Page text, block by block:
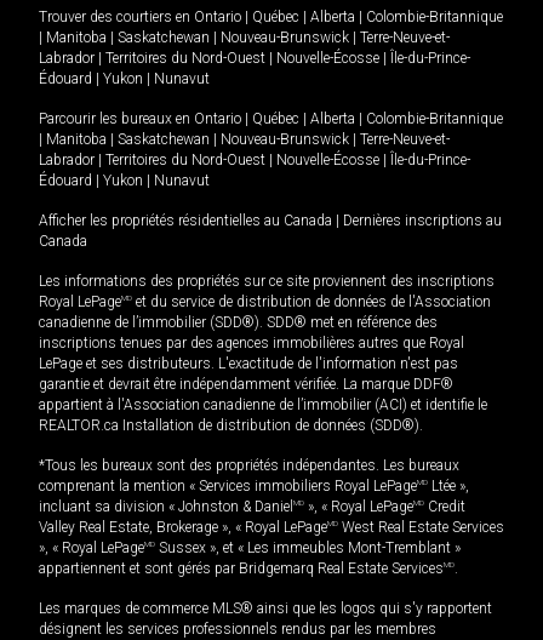
Trouver des courtiers en Ontario Québec Alberta
Colombie-Britannique
Manitoba Saskatchewan Nouveau-Brunswick
Terre-Neuve-et-
Labrador
Territoires du Nord-Ouest Nouvelle-Écosse
Île-du-Prince-
Édouard
Yukon Nunavut
Parcourir les bureaux en Ontario Québec Alberta
Colombie-Britannique
Manitoba Saskatchewan Nouveau-Brunswick
Terre-Neuve-et-
Labrador
Territoires du Nord-Ouest Nouvelle-Écosse
Île-du-Prince-
Édouard
Yukon Nunavut
Afficher les propriétés résidentielles au Canada
Dernières inscriptions au
Canada
Les informations des propriétés sur ce site proviennent des inscriptions
Royal LePageMD et du service de distribution de données de l'Association
canadienne de l’immobilier (SDD®). SDD® met en référence des
inscriptions tenues par des agences immobilières autres que Royal
LePage et ses distributeurs. L'exactitude de l'information n'est pas
garantie et devrait être indépendamment vérifiée. La marque DDF®
appartient à l'Association canadienne de l’immobilier (ACI) et identifie le
REALTOR.ca Installation de distribution de données (SDD®).
*Tous les bureaux sont des propriétés indépendantes. Les bureaux
comprenant la mention « Services immobiliers Royal LePageMD Ltée »,
incluant sa division « Johnston & Daniel MD », « Royal LePageMD Credit
Valley Real Estate, Brokerage », « Royal LePageMD West Real Estate Services
», « Royal LePageMD Sussex », et « Les immeubles Mont-Tremblant »
appartiennent et sont gérés par Bridgemarq Real Estate ServicesMD.
Les marques de commerce MLS® ainsi que les logos qui s'y rapportent
désignent les services professionnels rendus par les membres